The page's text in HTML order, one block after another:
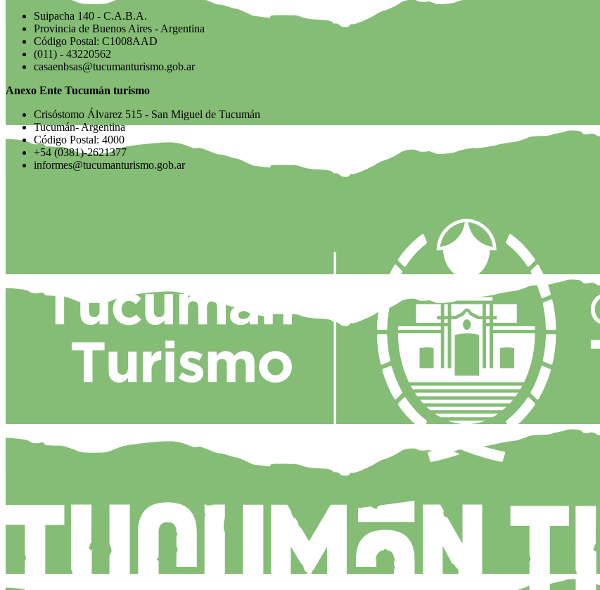
Suipacha 140 - C.A.B.A.
Provincia de Buenos Aires - Argentina
Código Postal: C1008AAD
(011) - 43220562
casaenbsas@tucumanturismo.gob.ar
Anexo Ente Tucumán turismo
Crisóstomo Álvarez 515 - San Miguel de Tucumán
Tucumán- Argentina
Código Postal: 4000
+54 (0381)-2621377
informes@tucumanturismo.gob.ar